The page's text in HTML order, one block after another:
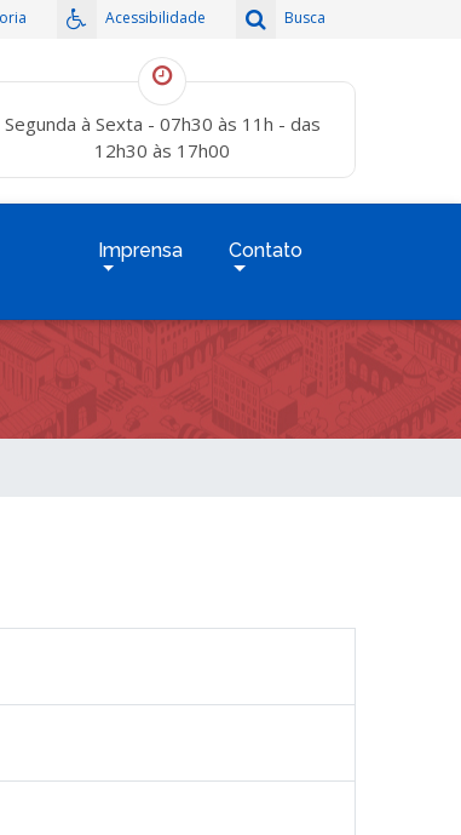
Busca
Acessibilidade
Segunda à Sexta - 07h30 às 11h - das
12h30 às 17h00
Imprensa Contato